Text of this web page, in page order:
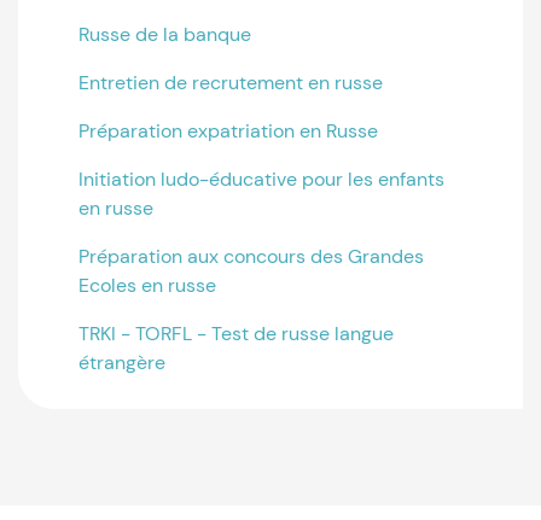
Russe de la banque
Entretien de recrutement en russe
Préparation expatriation en Russe
Initiation ludo-éducative pour les enfants
en russe
Préparation aux concours des Grandes
Ecoles en russe
TRKI - TORFL - Test de russe langue
étrangère